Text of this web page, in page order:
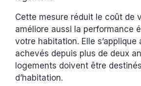
Cette mesure réduit le coût de
améliore aussi la performance
votre habitation. Elle s’applique
achevés depuis plus de deux
logements doivent être
d’habitation.